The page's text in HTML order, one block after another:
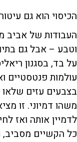
הכיסוי הוא גם עיטור
העבודות של אביב
וטבע – אבל גם
על בד, בסגנון
עולמות פנטסטיים
בצבעים עזים
משהו דמיוני. זו
לדמיין אותה ואז
כל הקשיים